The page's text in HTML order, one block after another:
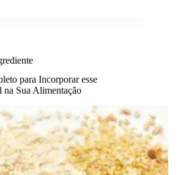
para Incorporar esse
na Sua Alimentação